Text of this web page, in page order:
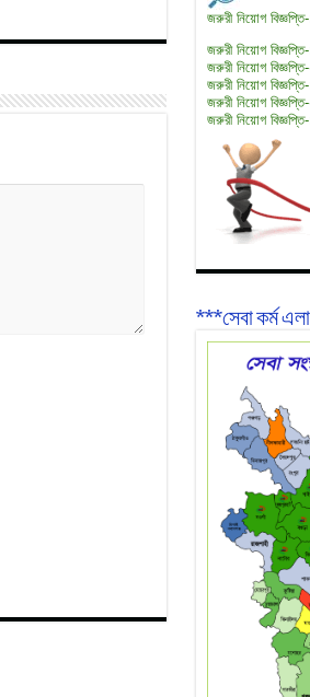
জরুরী নিয়োগ
জরুরী নিয়োগ
জরুরী নিয়োগ
জরুরী নিয়োগ
জরুরী নিয়োগ
জরুরী নিয়োগ
***সেবা কর্ম